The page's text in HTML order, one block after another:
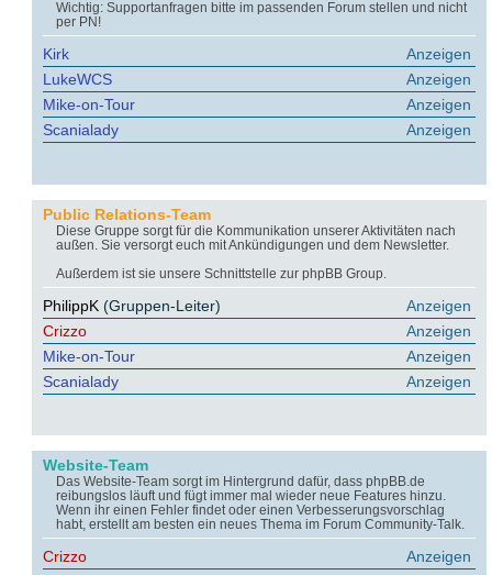
Wichtig: Supportanfragen bitte im passenden Forum stellen und nicht
per PN!
Anzeigen
Kirk
Anzeigen
LukeWCS
Anzeigen
Mike-on-Tour
Anzeigen
Scanialady
Public Relations-Team
Diese Gruppe sorgt für die Kommunikation unserer Aktivitäten nach
außen. Sie versorgt euch mit Ankündigungen und dem Newsletter.
Außerdem ist sie unsere Schnittstelle zur phpBB Group.
Anzeigen
PhilippK (Gruppen-Leiter)
Anzeigen
Crizzo
Anzeigen
Mike-on-Tour
Anzeigen
Scanialady
Website-Team
Das Website-Team sorgt im Hintergrund dafür, dass phpBB.de
reibungslos läuft und fügt immer mal wieder neue Features hinzu.
Wenn ihr einen Fehler findet oder einen Verbesserungsvorschlag
habt, erstellt am besten ein neues Thema im Forum Community-Talk.
Anzeigen
Crizzo